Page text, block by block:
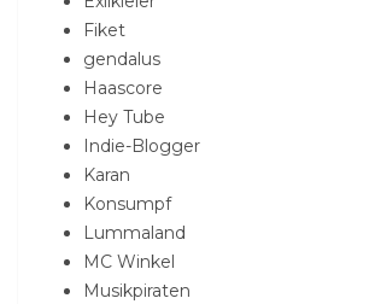
Fiket
gendalus
Haascore
Hey Tube
Indie-Blogger
Karan
Konsumpf
Lummaland
MC Winkel
Musikpiraten